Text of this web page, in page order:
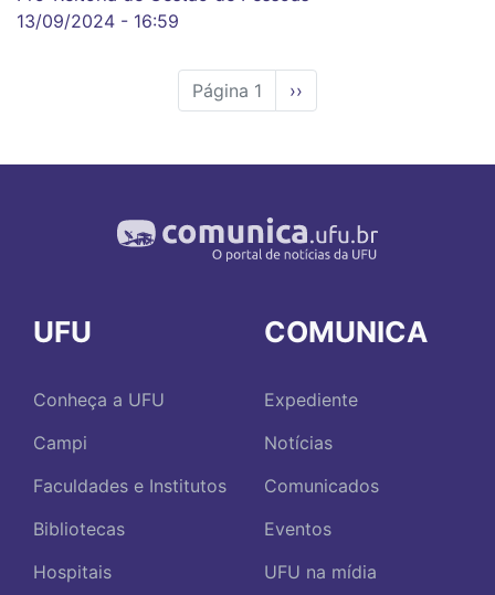
13/09/2024 - 16:59
Página 1
Próxima
página
››
UFU
Conheça a UFU
Campi
Faculdades e Institutos
Bibliotecas
Hospitais
COMUNICA
Expediente
Notícias
Comunicados
Eventos
UFU na mídia